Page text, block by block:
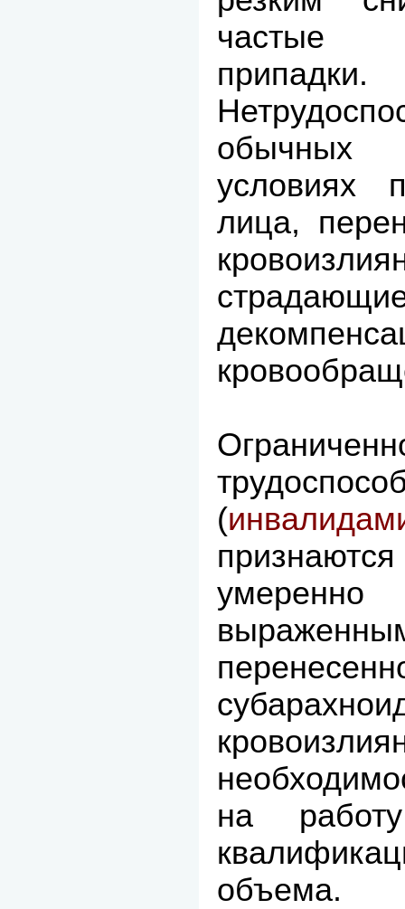
частые
припадки.
обычных
условиях
лица,
(
на
объема.